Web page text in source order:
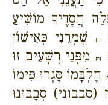
חֲסָדֶיךָ מוֹשִׁיעַ
{ח}
שָׁמְרֵנִי כְּאִישׁוֹן
{ט}
מִפְּנֵי רְשָׁעִים זוּ
חֶלְבָּמוֹ סָּגְרוּ פִּימוֹ
סְבָבוּנוּ